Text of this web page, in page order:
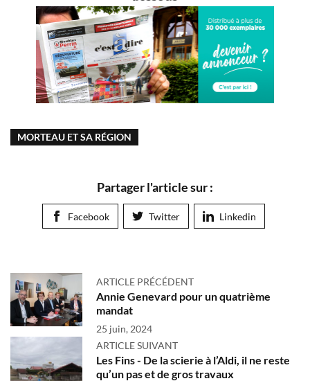
MORTEAU ET SA RÉGION
Partager l'article sur :
Facebook Twitter Linkedin
ARTICLE PRÉCÉDENT
Annie Genevard pour un quatrième
mandat
25 juin, 2024
ARTICLE SUIVANT
Les Fins - De la scierie à l’Aldi, il ne reste
qu’un pas et de gros travaux